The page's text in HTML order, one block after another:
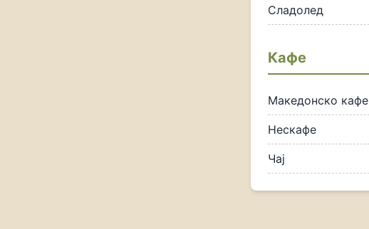
Сладолед
Кафе
Македонско кафе
Нескафе
Чај